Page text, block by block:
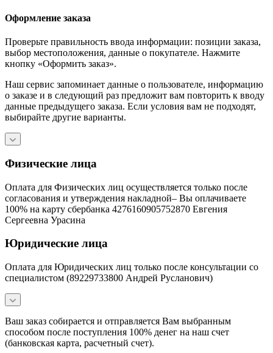
Оформление заказа
Проверьте правильность ввода информации: позиции заказа,
выбор местоположения, данные о покупателе. Нажмите
кнопку «Оформить заказ».
Наш сервис запоминает данные о пользователе, информацию
о заказе и в следующий раз предложит вам повторить к вводу
данные предыдущего заказа. Если условия вам не подходят,
выбирайте другие варианты.
Физические лица
Оплата для Физических лиц осуществляется только после
согласования и утверждения накладной– Вы оплачиваете
100% на карту сбербанка 4276160905752870 Евгения
Сергеевна Урасина
Юридические лица
Оплата для Юридических лиц только после консультации со
специалистом (89229733800 Андрей Русланович)
Ваш заказ собирается и отправляется Вам выбранным
способом после поступления 100% денег на наш счет
(банковская карта, расчетный счет).